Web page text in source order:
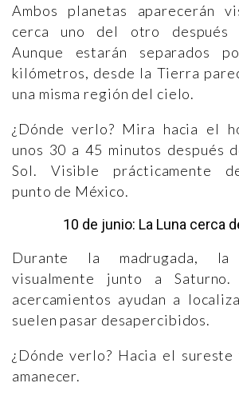
Ambos planetas aparecerán
cerca uno del otro después
Aunque estarán separados
kilómetros, desde la Tierra
una misma región del cielo.
¿Dónde verlo? Mira hacia el
unos 30 a 45 minutos después
Sol. Visible prácticamente
punto de México.
10 de junio: La Luna cerca
Durante la madrugada, la
visualmente junto a
acercamientos ayudan a
suelen pasar desapercibidos.
¿Dónde verlo? Hacia el
amanecer.